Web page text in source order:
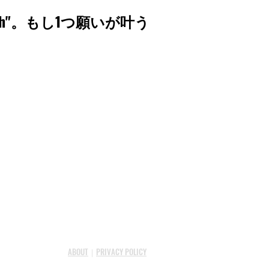
。もし1つ願いが叶う
ABOUT ｜ PRIVACY POLICY